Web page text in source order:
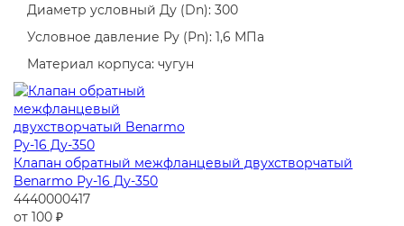
Диаметр условный Ду (Dn): 300
Условное давление Ру (Pn): 1,6 МПа
Материал корпуса: чугун
Клапан обратный межфланцевый двухстворчатый
Benarmo Ру-16 Ду-350
4440000417
от 100 ₽